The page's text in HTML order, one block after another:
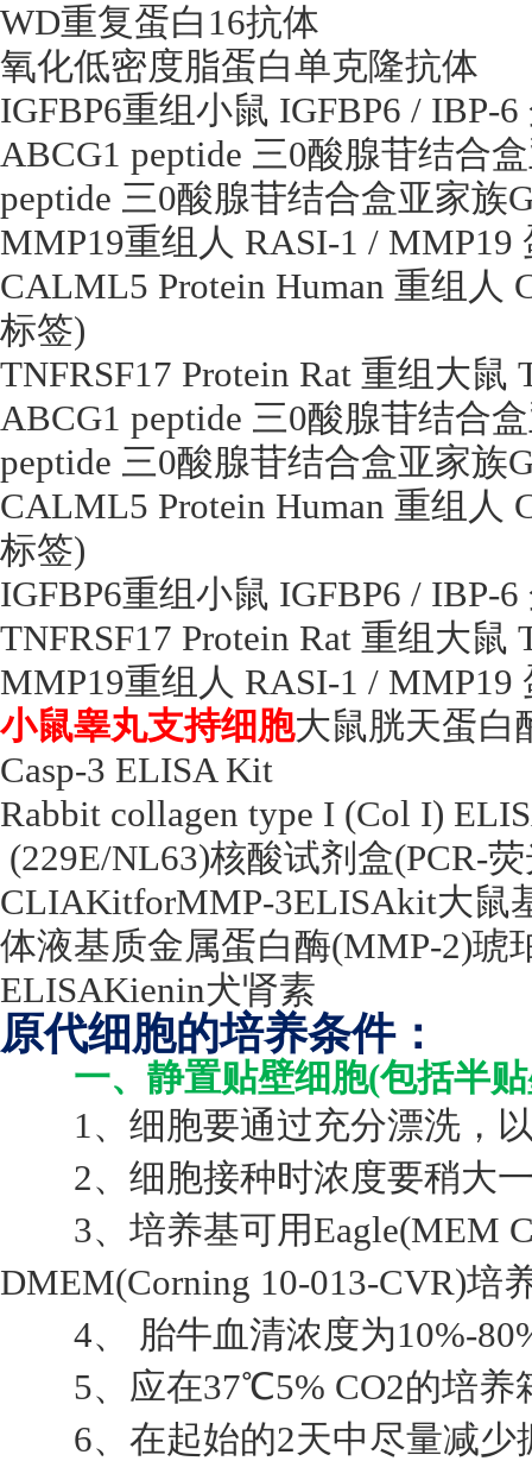
WD重复蛋白 16抗体
氧化低密度脂蛋白单克隆抗体
IGFBP6重组小鼠 IGFBP6 / IBP-6
ABCG1 peptide 三0酸腺苷结合
peptide 三0酸腺苷结合盒亚家族
MMP19重组人 RASI-1 / MMP19
CALML5 Protein Human 重组人
标签)
TNFRSF17 Protein Rat 重组大鼠
ABCG1 peptide 三0酸腺苷结合
peptide 三0酸腺苷结合盒亚家族
CALML5 Protein Human 重组人
标签)
IGFBP6重组小鼠 IGFBP6 / IBP-6
TNFRSF17 Protein Rat 重组大鼠
MMP19重组人 RASI-1 / MMP19
小鼠睾丸支持细胞大鼠胱天蛋白
Casp-3 ELISA Kit
Rabbit collagen type I (Col I)
(229E/NL63)核酸试剂盒(PCR-
CLIAKitforMMP-3ELISAkit大鼠
体液基质金属蛋白酶(MMP-2)琥
ELISAKienin犬肾素
原代细胞的培养条件：
一、静置贴壁细胞(包括半
1、细胞要通过充分漂洗，以
2、细胞接种时浓度要稍大一
3、培养基可用Eagle(MEM
DMEM(Corning 10-013-CVR)培
4、 胎牛血清浓度为10%-
5、应在37℃5% CO2的培养
6、在起始的2天中尽量减少